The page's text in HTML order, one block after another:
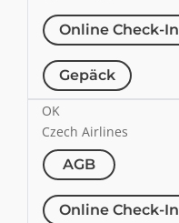
Online Check-In
Gepäck
OK
Czech Airlines
AGB
Online Check-In